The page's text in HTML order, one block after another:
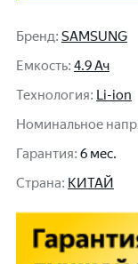
Бренд: SAMSUNG
Емкость: 4.9 Ач
Технология: Li-ion
Номинальное
Гарантия: 6 мес.
Cтрана: КИТАЙ